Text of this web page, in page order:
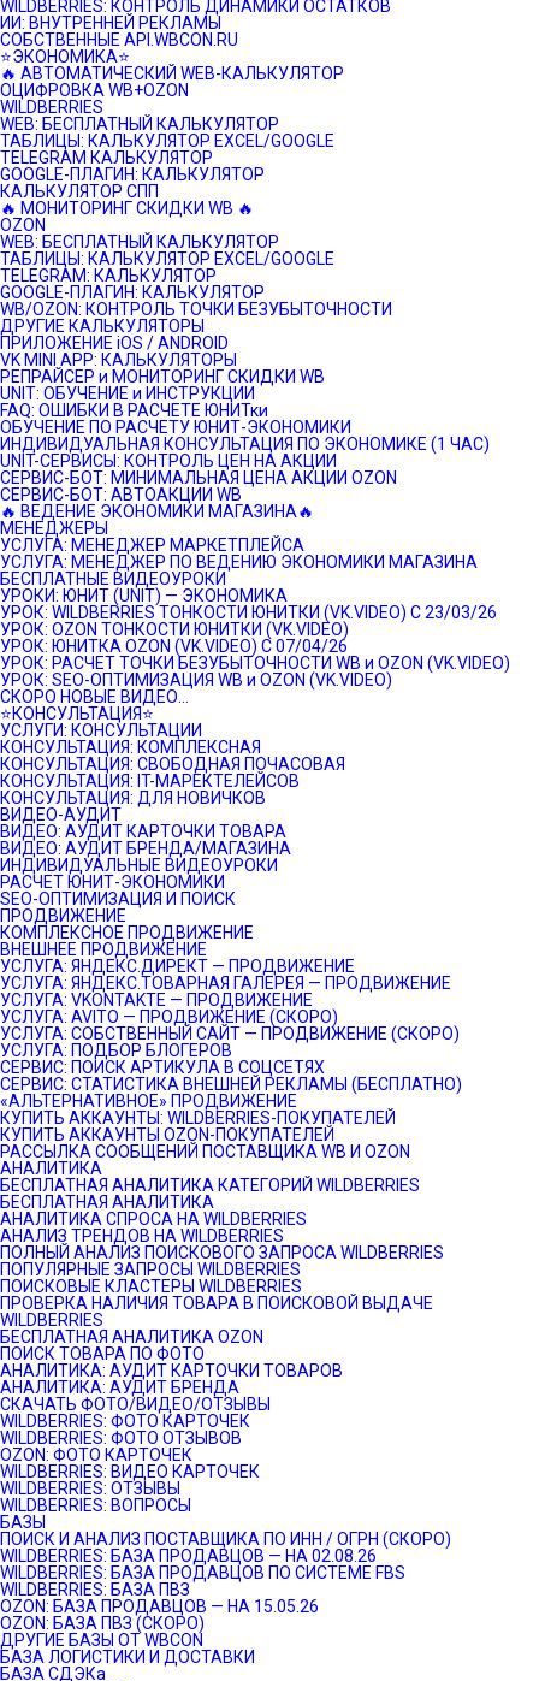
WILDBERRIES: КОНТРОЛЬ ДИНАМИКИ ОСТАТКОВ
ИИ: ВНУТРЕННЕЙ РЕКЛАМЫ
СОБСТВЕННЫЕ API.WBCON.RU
⭐️ЭКОНОМИКА⭐️
🔥 АВТОМАТИЧЕСКИЙ WEB-КАЛЬКУЛЯТОР
ОЦИФРОВКА WB+OZON
WILDBERRIES
WEB: БЕСПЛАТНЫЙ КАЛЬКУЛЯТОР
ТАБЛИЦЫ: КАЛЬКУЛЯТОР EXCEL/GOOGLE
TELEGRAM КАЛЬКУЛЯТОР
GOOGLE-ПЛАГИН: КАЛЬКУЛЯТОР
КАЛЬКУЛЯТОР СПП
🔥 МОНИТОРИНГ СКИДКИ WB 🔥
OZON
WEB: БЕСПЛАТНЫЙ КАЛЬКУЛЯТОР
ТАБЛИЦЫ: КАЛЬКУЛЯТОР EXCEL/GOOGLE
TELEGRAM: КАЛЬКУЛЯТОР
GOOGLE-ПЛАГИН: КАЛЬКУЛЯТОР
WB/OZON: КОНТРОЛЬ ТОЧКИ БЕЗУБЫТОЧНОСТИ
ДРУГИЕ КАЛЬКУЛЯТОРЫ
ПРИЛОЖЕНИЕ iOS / ANDROID
VK MINI APP: КАЛЬКУЛЯТОРЫ
РЕПРАЙСЕР и МОНИТОРИНГ СКИДКИ WB
UNIT: ОБУЧЕНИЕ и ИНСТРУКЦИИ
FAQ: ОШИБКИ В РАСЧЕТЕ ЮНИТки
ОБУЧЕНИЕ ПО РАСЧЕТУ ЮНИТ-ЭКОНОМИКИ
ИНДИВИДУАЛЬНАЯ КОНСУЛЬТАЦИЯ ПО ЭКОНОМИКЕ (1 ЧАС)
UNIT-СЕРВИСЫ: КОНТРОЛЬ ЦЕН НА АКЦИИ
СЕРВИС-БОТ: МИНИМАЛЬНАЯ ЦЕНА АКЦИИ OZON
СЕРВИС-БОТ: АВТОАКЦИИ WB
🔥 ВЕДЕНИЕ ЭКОНОМИКИ МАГАЗИНА🔥
МЕНЕДЖЕРЫ
УСЛУГА: МЕНЕДЖЕР МАРКЕТПЛЕЙСА
УСЛУГА: МЕНЕДЖЕР ПО ВЕДЕНИЮ ЭКОНОМИКИ МАГАЗИНА
БЕСПЛАТНЫЕ ВИДЕОУРОКИ
УРОКИ: ЮНИТ (UNIT) — ЭКОНОМИКА
УРОК: WILDBERRIES ТОНКОСТИ ЮНИТКИ (VK.VIDEO) C 23/03/26
УРОК: OZON ТОНКОСТИ ЮНИТКИ (VK.VIDEO)
УРОК: ЮНИТКА OZON (VK.VIDEO) C 07/04/26
УРОК: РАСЧЕТ ТОЧКИ БЕЗУБЫТОЧНОСТИ WB и OZON (VK.VIDEO)
УРОК: SEO-ОПТИМИЗАЦИЯ WB и OZON (VK.VIDEO)
СКОРО НОВЫЕ ВИДЕО…
⭐️КОНСУЛЬТАЦИЯ⭐️
УСЛУГИ: КОНСУЛЬТАЦИИ
КОНСУЛЬТАЦИЯ: КОМПЛЕКСНАЯ
КОНСУЛЬТАЦИЯ: СВОБОДНАЯ ПОЧАСОВАЯ
КОНСУЛЬТАЦИЯ: IT-МАРЕКТЕЛЕЙСОВ
КОНСУЛЬТАЦИЯ: ДЛЯ НОВИЧКОВ
ВИДЕО-АУДИТ
ВИДЕО: АУДИТ КАРТОЧКИ ТОВАРА
ВИДЕО: АУДИТ БРЕНДА/МАГАЗИНА
ИНДИВИДУАЛЬНЫЕ ВИДЕОУРОКИ
РАСЧЕТ ЮНИТ-ЭКОНОМИКИ
SEO-ОПТИМИЗАЦИЯ И ПОИСК
ПРОДВИЖЕНИЕ
КОМПЛЕКСНОЕ ПРОДВИЖЕНИЕ
ВНЕШНЕЕ ПРОДВИЖЕНИЕ
УСЛУГА: ЯНДЕКС.ДИРЕКТ — ПРОДВИЖЕНИЕ
УСЛУГА: ЯНДЕКС.ТОВАРНАЯ ГАЛЕРЕЯ — ПРОДВИЖЕНИЕ
УСЛУГА: VKONTAKTE — ПРОДВИЖЕНИЕ
УСЛУГА: AVITO — ПРОДВИЖЕНИЕ (СКОРО)
УСЛУГА: СОБСТВЕННЫЙ САЙТ — ПРОДВИЖЕНИЕ (СКОРО)
УСЛУГА: ПОДБОР БЛОГЕРОВ
СЕРВИС: ПОИСК АРТИКУЛА В СОЦСЕТЯХ
СЕРВИС: СТАТИСТИКА ВНЕШНЕЙ РЕКЛАМЫ (БЕСПЛАТНО)
«АЛЬТЕРНАТИВНОЕ» ПРОДВИЖЕНИЕ
КУПИТЬ АККАУНТЫ: WILDBERRIES-ПОКУПАТЕЛЕЙ
КУПИТЬ АККАУНТЫ OZON-ПОКУПАТЕЛЕЙ
РАССЫЛКА СООБЩЕНИЙ ПОСТАВЩИКА WB И OZON
АНАЛИТИКА
БЕСПЛАТНАЯ АНАЛИТИКА КАТЕГОРИЙ WILDBERRIES
БЕСПЛАТНАЯ АНАЛИТИКА
АНАЛИТИКА СПРОСА НА WILDBERRIES
АНАЛИЗ ТРЕНДОВ НА WILDBERRIES
ПОЛНЫЙ АНАЛИЗ ПОИСКОВОГО ЗАПРОСА WILDBERRIES
ПОПУЛЯРНЫЕ ЗАПРОСЫ WILDBERRIES
ПОИСКОВЫЕ КЛАСТЕРЫ WILDBERRIES
ПРОВЕРКА НАЛИЧИЯ ТОВАРА В ПОИСКОВОЙ ВЫДАЧЕ
WILDBERRIES
БЕСПЛАТНАЯ АНАЛИТИКА OZON
ПОИСК ТОВАРА ПО ФОТО
АНАЛИТИКА: АУДИТ КАРТОЧКИ ТОВАРОВ
АНАЛИТИКА: АУДИТ БРЕНДА
СКАЧАТЬ ФОТО/ВИДЕО/ОТЗЫВЫ
WILDBERRIES: ФОТО КАРТОЧЕК
WILDBERRIES: ФОТО ОТЗЫВОВ
OZON: ФОТО КАРТОЧЕК
WILDBERRIES: ВИДЕО КАРТОЧЕК
WILDBERRIES: ОТЗЫВЫ
WILDBERRIES: ВОПРОСЫ
БАЗЫ
ПОИСК И АНАЛИЗ ПОСТАВЩИКА ПО ИНН / ОГРН (СКОРО)
WILDBERRIES: БАЗА ПРОДАВЦОВ — НА 02.08.26
WILDBERRIES: БАЗА ПРОДАВЦОВ ПО СИСТЕМЕ FBS
WILDBERRIES: БАЗА ПВЗ
OZON: БАЗА ПРОДАВЦОВ — НА 15.05.26
OZON: БАЗА ПВЗ (СКОРО)
ДРУГИЕ БАЗЫ ОТ WBCON
БАЗА ЛОГИСТИКИ И ДОСТАВКИ
БАЗА СДЭКа